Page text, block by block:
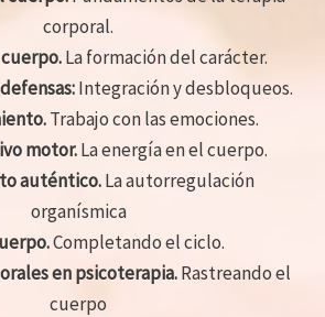
corporal.
La formación del carácter.
Integración y desbloqueos.
Trabajo con las emociones.
motor.La energía en el cuerpo.
auténtico.La autorregulación
organísmica
Completando el ciclo.
en psicoterapia.Rastreando el
cuerpo